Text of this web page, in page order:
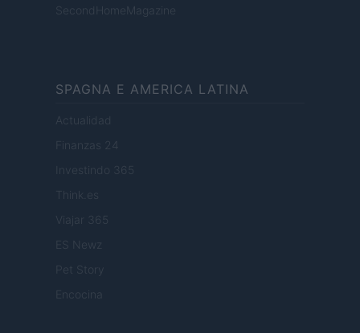
SecondHomeMagazine
SPAGNA E AMERICA LATINA
Actualidad
Finanzas 24
Investindo 365
Think.es
Viajar 365
ES Newz
Pet Story
Encocina